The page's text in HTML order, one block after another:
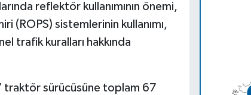
reflektör kullanımının önemi,
(ROPS) sistemlerinin kullanımı,
trafik kuralları hakkında
traktör sürücüsüne toplam 67